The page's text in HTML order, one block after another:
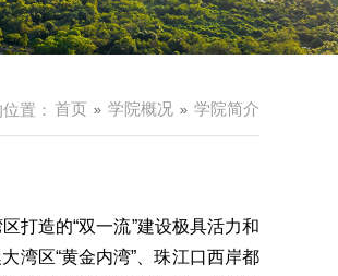
置： 首页 学院概况 学院简介
打造的“双一流”建设极具活力和
湾区“黄金内湾”、珠江口西岸都